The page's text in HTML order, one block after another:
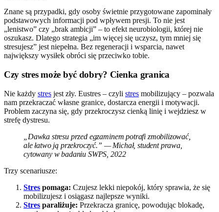
Znane są przypadki, gdy osoby świetnie przygotowane zapominały
podstawowych informacji pod wpływem presji. To nie jest
„lenistwo” czy „brak ambicji” – to efekt neurobiologii, której nie
oszukasz. Dlatego strategia „im więcej się uczysz, tym mniej się
stresujesz” jest niepełna. Bez regeneracji i wsparcia, nawet
największy wysiłek obróci się przeciwko tobie.
Czy stres może być dobry? Cienka granica
Nie każdy stres jest zły. Eustres – czyli stres mobilizujący – pozwala
nam przekraczać własne granice, dostarcza energii i motywacji.
Problem zaczyna się, gdy przekroczysz cienką linię i wejdziesz w
strefę dystresu.
„Dawka stresu przed egzaminem potrafi zmobilizować,
ale łatwo ją przekroczyć.” — Michał, student prawa,
cytowany w badaniu SWPS, 2022
Trzy scenariusze:
Stres pomaga: Czujesz lekki niepokój, który sprawia, że się
mobilizujesz i osiągasz najlepsze wyniki.
Stres paraliżuje: Przekracza granicę, powodując blokadę,